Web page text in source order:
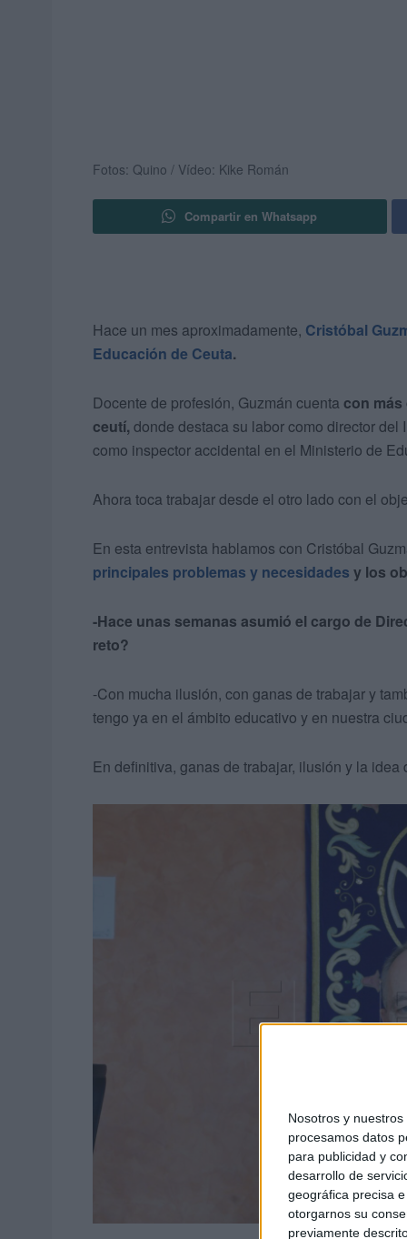
Nosotros y nuestros
procesamos datos
para publicidad y
desarrollo de
geográfica precisa
otorgarnos su
previamente
Fotos: Quino / Vídeo: Kike Román
Compartir en Whatsapp
Hace un mes aproximadamente, Cristóbal
Educación de Ceuta.
Docente de profesión, Guzmán cuenta con
ceutí, donde destaca su labor como director
como inspector accidental en el Ministerio de
Ahora toca trabajar desde el otro lado con el
En esta entrevista hablamos con Cristóbal
principales problemas y necesidades y los
-Hace unas semanas asumió el cargo de
reto?
-Con mucha ilusión, con ganas de trabajar y
tengo ya en el ámbito educativo y en nuestra
En definitiva, ganas de trabajar, ilusión y la